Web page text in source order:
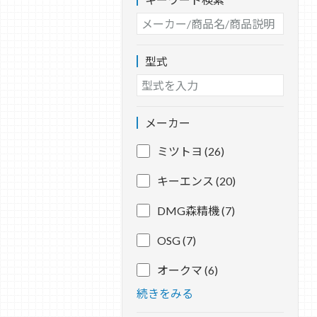
型式
メーカー
ミツトヨ (26)
キーエンス (20)
DMG森精機 (7)
OSG (7)
オークマ (6)
続きをみる